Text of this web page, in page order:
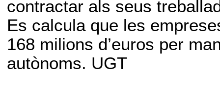
contractar als seus
Es calcula que les
168 milions d’euros per
autònoms. UGT